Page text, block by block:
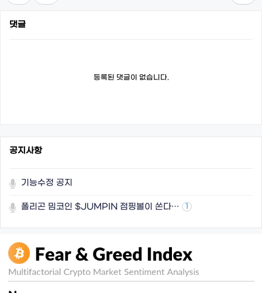
댓글
등록된 댓글이 없습니다.
공지사항
기능수정 공지
폴리곤 밈코인 $JUMPIN 점핑볼이 쏜다… 1